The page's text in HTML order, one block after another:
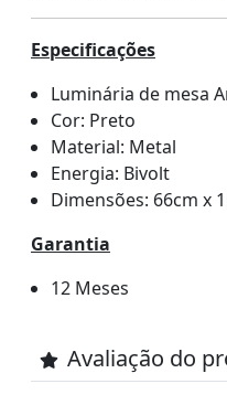
Especificações
Luminária de mesa
Cor: Preto
Material: Metal
Energia: Bivolt
Dimensões: 66cm x
Garantia
12 Meses
Avaliação do